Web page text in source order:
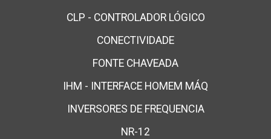
CLP - CONTROLADOR LÓGICO
CONECTIVIDADE
FONTE CHAVEADA
IHM - INTERFACE HOMEM MÁQ
INVERSORES DE FREQUENCIA
NR-12